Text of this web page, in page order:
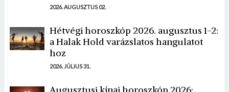
2026. AUGUSZTUS 02.
Hétvégi horoszkóp 2026. augusztus 1-2:
a Halak Hold varázslatos hangulatot
hoz
2026. JÚLIUS 31.
Augusztusi kínai horoszkóp 2026: